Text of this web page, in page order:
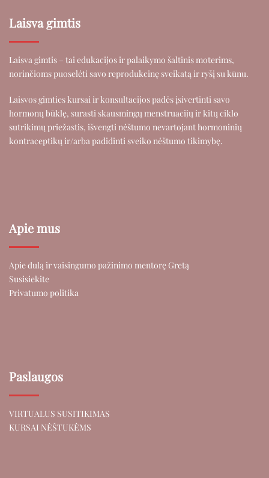
Laisva gimtis
Laisva gimtis – tai edukacijos ir palaikymo šaltinis moterims,
norinčioms puoselėti savo reprodukcinę sveikatą ir ryšį su kūnu.
Laisvos gimties kursai ir konsultacijos padės įsivertinti savo
hormonų būklę, surasti skausmingų menstruacijų ir kitų ciklo
sutrikimų priežastis, išvengti nėštumo nevartojant hormoninių
kontraceptikų ir/arba padidinti sveiko nėštumo tikimybę.
Apie mus
Apie dulą ir vaisingumo pažinimo mentorę Gretą
Susisiekite
Privatumo politika
Paslaugos
VIRTUALUS SUSITIKIMAS
KURSAI NĖŠTUKĖMS